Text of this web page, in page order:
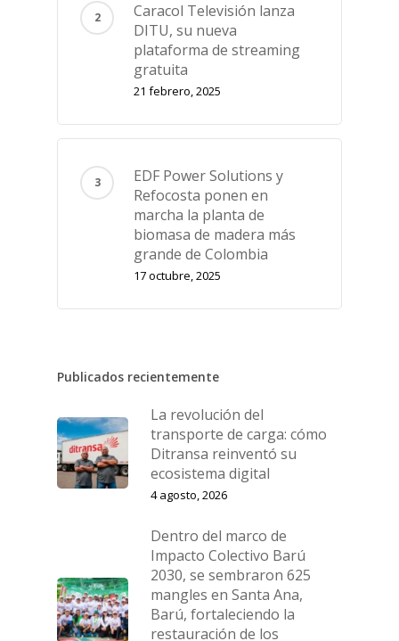
Caracol Televisión lanza
DITU, su nueva
plataforma de streaming
gratuita
21 febrero, 2025
EDF Power Solutions y
Refocosta ponen en
marcha la planta de
biomasa de madera más
grande de Colombia
17 octubre, 2025
Publicados recientemente
La revolución del
transporte de carga: cómo
Ditransa reinventó su
ecosistema digital
4 agosto, 2026
Dentro del marco de
Impacto Colectivo Barú
2030, se sembraron 625
mangles en Santa Ana,
Barú, fortaleciendo la
restauración de los